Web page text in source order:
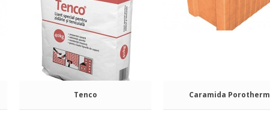
Tenco Caramida Porotherm